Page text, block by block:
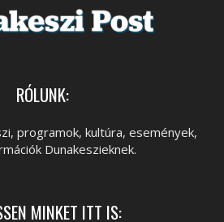
RÓLUNK:
programok, kultúra, események,
Dunakeszieknek.
MINKET ITT IS: